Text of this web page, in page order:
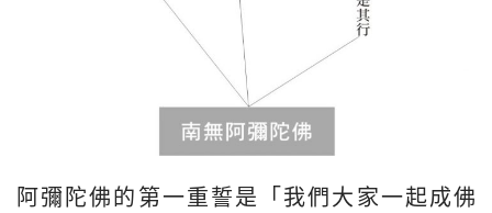
阿彌陀佛的第一重誓是「我們大家一起成佛